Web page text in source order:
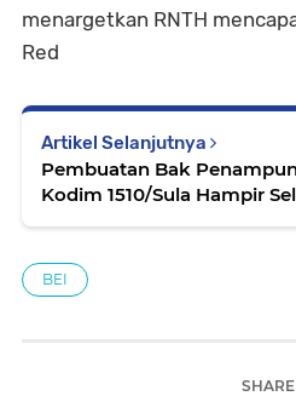
menargetkan RNTH
Red
Artikel Selanjutnya
Pembuatan Bak
Kodim 1510/Sula Hampir
BEI
SHARE